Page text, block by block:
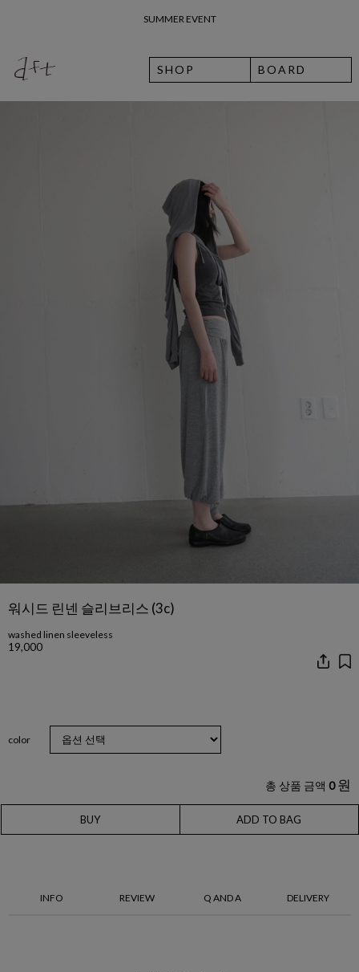
26 여름 휴가 안내
SHOP BOARD
워시드 린넨 슬리브리스 (3c)
washed linen sleeveless
19,000
color
총 상품 금액 0 원
BUY ADD TO BAG
INFO REVIEW Q AND A DELIVERY